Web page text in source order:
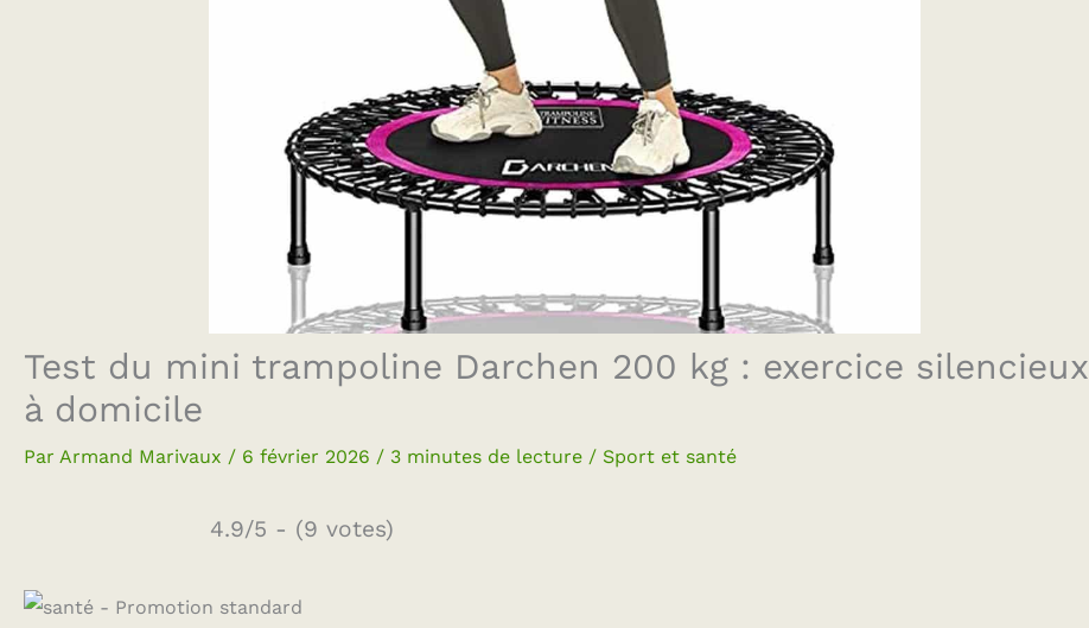
Test du mini trampoline Darchen 200 kg : exercice silencieux
à domicile
Par Armand Marivaux / 6 février 2026 / 3 minutes de lecture / Sport et santé
4.9/5 - (9 votes)